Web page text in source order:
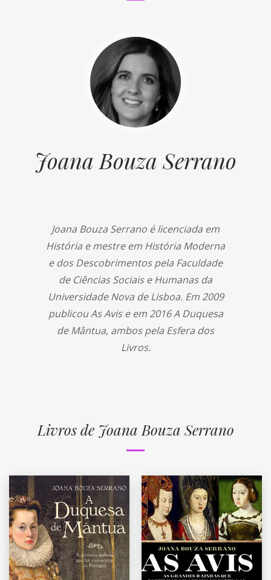
Joana Bouza Serrano
Joana Bouza Serrano é licenciada em
História e mestre em História Moderna
e dos Descobrimentos pela Faculdade
de Ciências Sociais e Humanas da
Universidade Nova de Lisboa. Em 2009
publicou As Avis e em 2016 A Duquesa
de Mântua, ambos pela Esfera dos
Livros.
Livros de Joana Bouza Serrano